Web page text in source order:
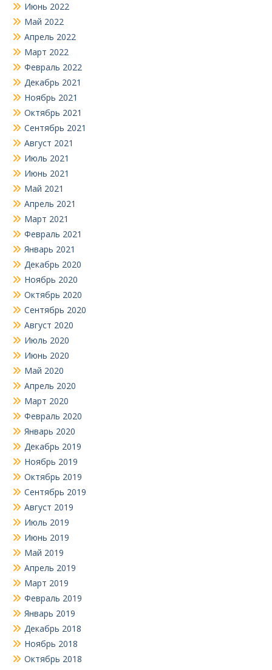
Июнь 2022
Май 2022
Апрель 2022
Март 2022
Февраль 2022
Декабрь 2021
Ноябрь 2021
Октябрь 2021
Сентябрь 2021
Август 2021
Июль 2021
Июнь 2021
Май 2021
Апрель 2021
Март 2021
Февраль 2021
Январь 2021
Декабрь 2020
Ноябрь 2020
Октябрь 2020
Сентябрь 2020
Август 2020
Июль 2020
Июнь 2020
Май 2020
Апрель 2020
Март 2020
Февраль 2020
Январь 2020
Декабрь 2019
Ноябрь 2019
Октябрь 2019
Сентябрь 2019
Август 2019
Июль 2019
Июнь 2019
Май 2019
Апрель 2019
Март 2019
Февраль 2019
Январь 2019
Декабрь 2018
Ноябрь 2018
Октябрь 2018